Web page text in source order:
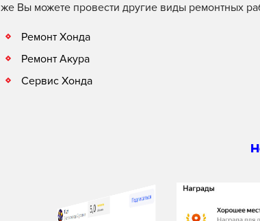
же Вы можете провести другие виды ремонтных
Ремонт Хонда
Ремонт Акура
Сервис Хонда